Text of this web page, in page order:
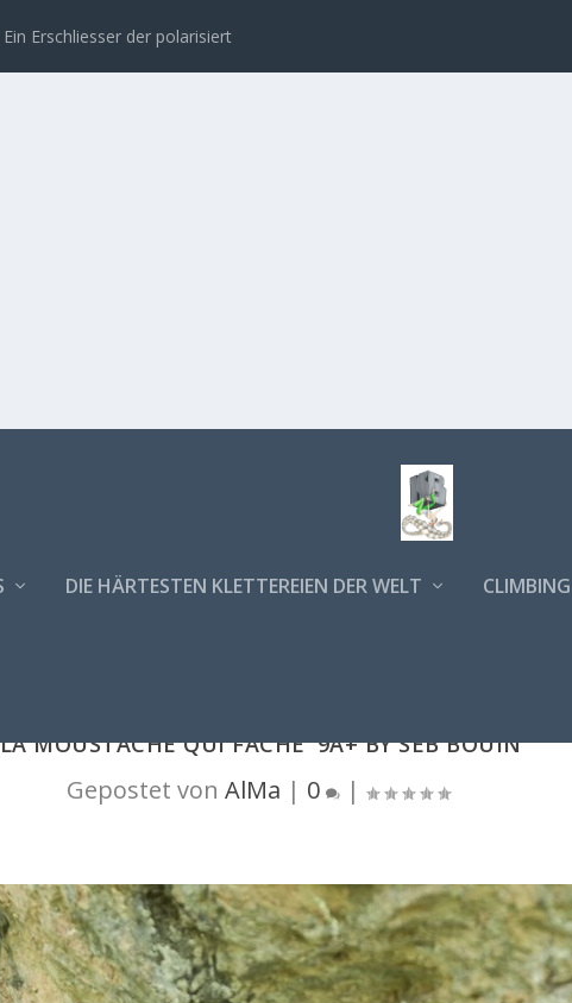
Ein Erschliesser der polarisiert
DIE HÄRTESTEN KLETTEREIEN DER WELT
MOUSTACHE QUI FÂCHE' 9A+ BY SEB BOUIN
Gepostet von AlMa | 0 |